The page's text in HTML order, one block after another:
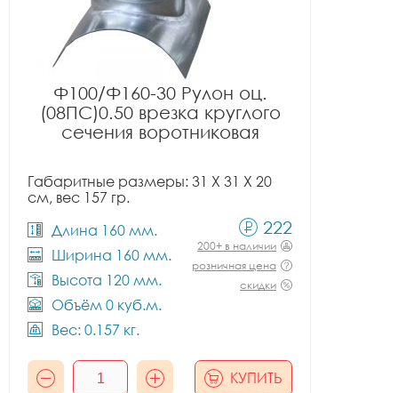
Ф100/Ф160-30 Рулон оц.
(08ПС)0.50 врезка круглого
сечения воротниковая
Габаритные размеры: 31 X 31 X 20
см, вес 157 гр.
Длина 160 мм.
Ширина 160 мм.
Высота 120 мм.
Объём 0 куб.м.
Вес: 0.157 кг.
222
200+ в наличии
розничная цена
скидки
КУПИТЬ